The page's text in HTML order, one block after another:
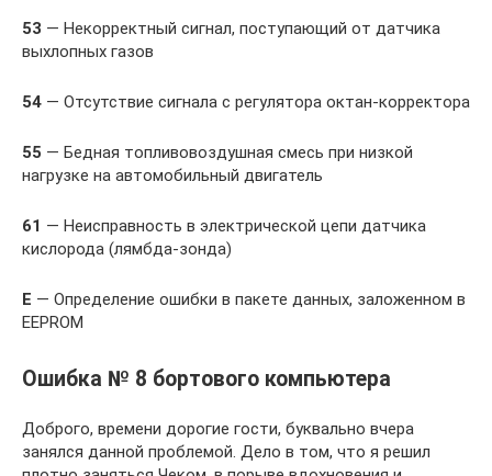
53 — Некорректный сигнал, поступающий от датчика
выхлопных газов
54 — Отсутствие сигнала с регулятора октан-корректора
55 — Бедная топливовоздушная смесь при низкой
нагрузке на автомобильный двигатель
61 — Неисправность в электрической цепи датчика
кислорода (лямбда-зонда)
E — Определение ошибки в пакете данных, заложенном в
EEPROM
Ошибка № 8 бортового компьютера
Доброго, времени дорогие гости, буквально вчера
занялся данной проблемой. Дело в том, что я решил